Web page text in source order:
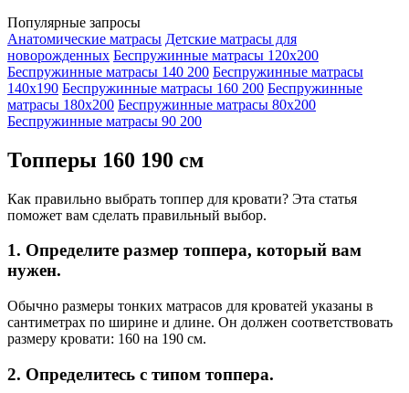
Популярные запросы
Анатомические матрасы Детские матрасы для
новорожденных Беспружинные матрасы 120х200
Беспружинные матрасы 140 200 Беспружинные матрасы
140х190 Беспружинные матрасы 160 200 Беспружинные
матрасы 180х200 Беспружинные матрасы 80х200
Беспружинные матрасы 90 200
Топперы 160 190 см
Как правильно выбрать топпер для кровати? Эта статья
поможет вам сделать правильный выбор.
1. Определите размер топпера, который вам
нужен.
Обычно размеры тонких матрасов для кроватей указаны в
сантиметрах по ширине и длине. Он должен соответствовать
размеру кровати: 160 на 190 см.
2. Определитесь с типом топпера.